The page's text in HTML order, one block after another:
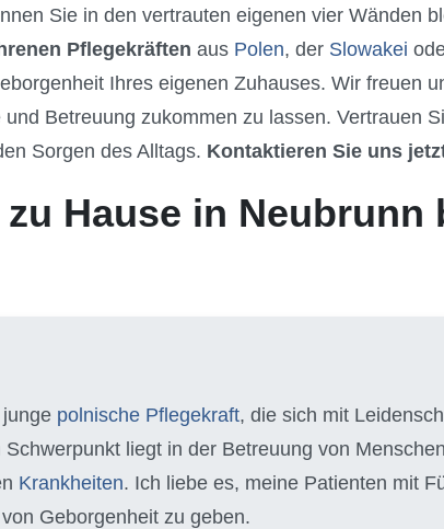
Sie in den vertrauten eigenen vier Wänden
Pflegekräften aus Polen, der Slowakei
Ihres eigenen Zuhauses. Wir freuen
Betreuung zukommen zu lassen. Vertrauen
Sorgen des Alltags. Kontaktieren Sie uns
Hause in Neubrunn
polnische Pflegekraft, die sich mit
Schwerpunkt liegt in der Betreuung von
Krankheiten. Ich liebe es, meine Patienten mit
Geborgenheit zu geben.